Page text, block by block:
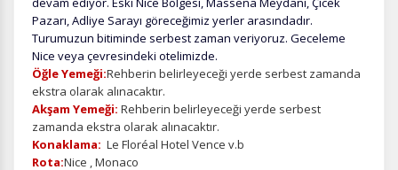
Pazarı, Adliye Sarayı göreceğimiz yerler arasındadır.
Turumuzun bitiminde serbest zaman veriyoruz. Geceleme
Nice veya çevresindeki otelimizde.
Öğle Yemeği:Rehberin belirleyeceği yerde serbest zamanda
ekstra olarak alınacaktır.
Akşam Yemeği: Rehberin belirleyeceği yerde serbest
zamanda ekstra olarak alınacaktır.
Konaklama: Le Floréal Hotel Vence v.b
Rota:Nice , Monaco